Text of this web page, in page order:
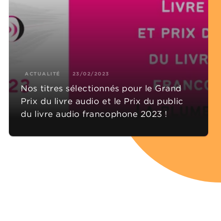
ACTUALITÉ 23/02/2023
Nos titres sélectionnés pour le Grand
Prix du livre audio et le Prix du public
du livre audio francophone 2023 !